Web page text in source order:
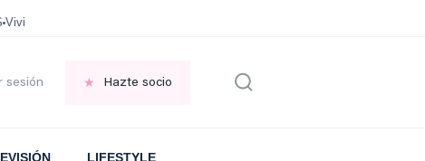
Vivir GRATIS en una ISLA en GRECIA
sesión Hazte socio
LIFESTYLE